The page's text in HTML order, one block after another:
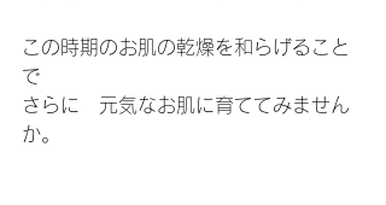
この時期のお肌の乾燥を和らげること
で
さらに　元気なお肌に育ててみません
か。